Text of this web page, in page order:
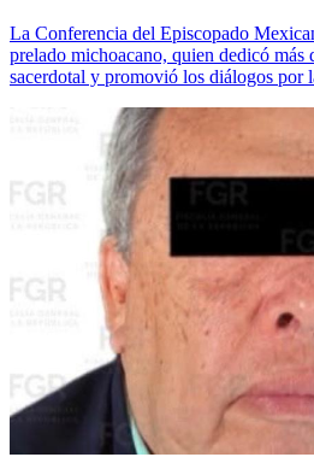
La Conferencia del Episcopado
prelado michoacano, quien dedicó más
sacerdotal y promovió los diálogos por